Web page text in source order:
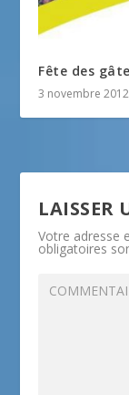
Fête des
3 novembre 2012
LAISSER
Votre adresse
obligatoires